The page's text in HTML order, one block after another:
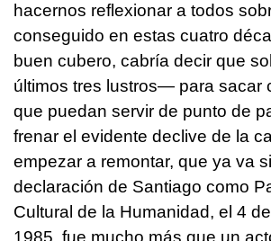
hacernos reflexionar a todos
conseguido en estas cuatro
buen cubero, cabría decir que
últimos tres lustros— para sacar
que puedan servir de punto de
frenar el evidente declive de la
empezar a remontar, que ya va
declaración de Santiago como
Cultural de la Humanidad, el 4
1985, fue mucho más que un